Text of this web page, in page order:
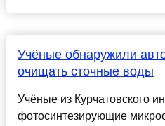
Учёные обнаружили
очищать сточные воды
Учёные из Курчатовского
фотосинтезирующие